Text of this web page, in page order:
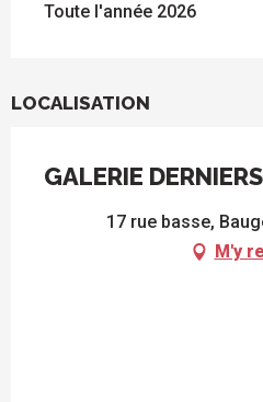
Toute l'année 2026
LOCALISATION
GALERIE
17 rue basse,
M'y